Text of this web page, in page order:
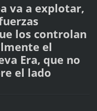
va a explotar,
los controlan
el
Era, que no
el lado